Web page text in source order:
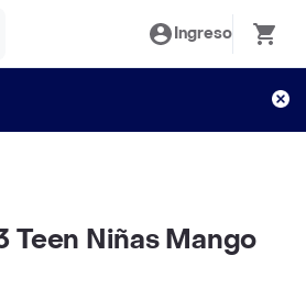
Ingreso
Teen Niñas Mango